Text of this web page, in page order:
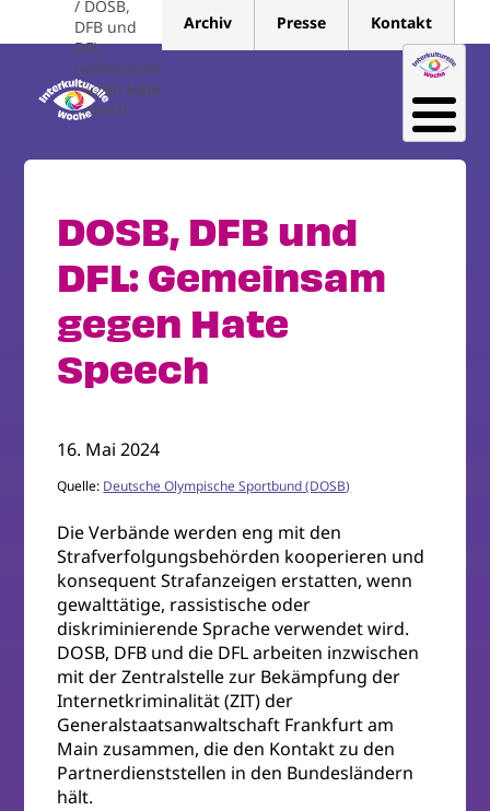
DOSB,
DFB und
DFL:
Gemeinsam
Gegen Hate
Speech
Archiv Presse Kontakt
DOSB, DFB und
DFL: Gemeinsam
gegen Hate
Speech
16. Mai 2024
Quelle: Deutsche Olympische Sportbund (DOSB)
Die Verbände werden eng mit den
Strafverfolgungsbehörden kooperieren und
konsequent Strafanzeigen erstatten, wenn
gewalttätige, rassistische oder
diskriminierende Sprache verwendet wird.
DOSB, DFB und die DFL arbeiten inzwischen
mit der Zentralstelle zur Bekämpfung der
Internetkriminalität (ZIT) der
Generalstaatsanwaltschaft Frankfurt am
Main zusammen, die den Kontakt zu den
Partnerdienststellen in den Bundesländern
hält.